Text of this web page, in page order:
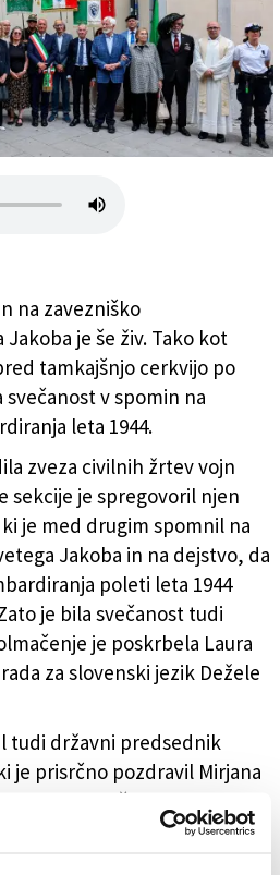
organov (LUCA
na zavezniško
je še živ. Tako kot
tamkajšnjo cerkvijo po
v spomin na
leta 1944.
zveza civilnih žrtev vojn
sekcije je spregovoril njen
je med drugim spomnil na
Jakoba in na dejstvo, da
poleti leta 1944
je bila svečanost tudi
je poskrbela Laura
za slovenski jezik Dežele
tudi državni predsednik
je prisrčno pozdravil Mirjana
Zveze društev civilnih
Vigne je izpostavil
organizacijama, saj je